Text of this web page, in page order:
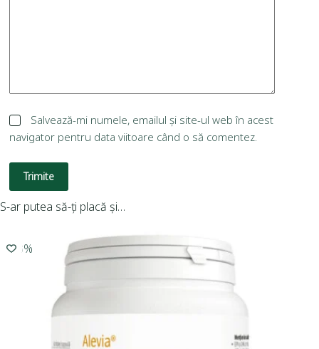
Salvează-mi numele, emailul și site-ul web în acest
navigator pentru data viitoare când o să comentez.
Trimite
S-ar putea să-ți placă și…
-10%